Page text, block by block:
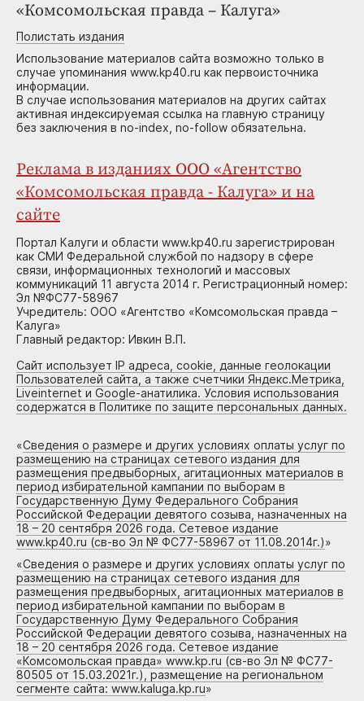
«Комсомольская правда – Калуга»
Полистать издания
Использование материалов сайта возможно только в
случае упоминания www.kp40.ru как первоисточника
информации.
В случае использования материалов на других сайтах
активная индексируемая ссылка на главную страницу
без заключения в no-index, no-follow обязательна.
Реклама в изданиях ООО «Агентство
«Комсомольская правда - Калуга» и на
сайте
Портал Калуги и области www.kp40.ru зарегистрирован
как СМИ Федеральной службой по надзору в сфере
связи, информационных технологий и массовых
коммуникаций 11 августа 2014 г. Регистрационный номер:
Эл №ФС77-58967
Учредитель: ООО «Агентство «Комсомольская правда –
Калуга»
Главный редактор: Ивкин В.П.
Сайт использует IP адреса, cookie, данные геолокации
Пользователей сайта, а также счетчики Яндекс.Метрика,
Liveinternet и Google-анатилика. Условия использования
содержатся в Политике по защите персональных данных.
«Сведения о размере и других условиях оплаты услуг по
размещению на страницах сетевого издания для
размещения предвыборных, агитационных материалов в
период избирательной кампании по выборам в
Государственную Думу Федерального Собрания
Российской Федерации девятого созыва, назначенных на
18 – 20 сентября 2026 года. Сетевое издание
www.kp40.ru (св-во Эл № ФС77-58967 от 11.08.2014г.)»
«Сведения о размере и других условиях оплаты услуг по
размещению на страницах сетевого издания для
размещения предвыборных, агитационных материалов в
период избирательной кампании по выборам в
Государственную Думу Федерального Собрания
Российской Федерации девятого созыва, назначенных на
18 – 20 сентября 2026 года. Сетевое издание
«Комсомольская правда» www.kp.ru (св-во Эл № ФС77-
80505 от 15.03.2021г.), размещение на региональном
сегменте сайта: www.kaluga.kp.ru»